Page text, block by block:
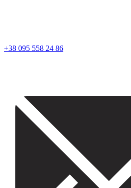
+38 095 558 24 86